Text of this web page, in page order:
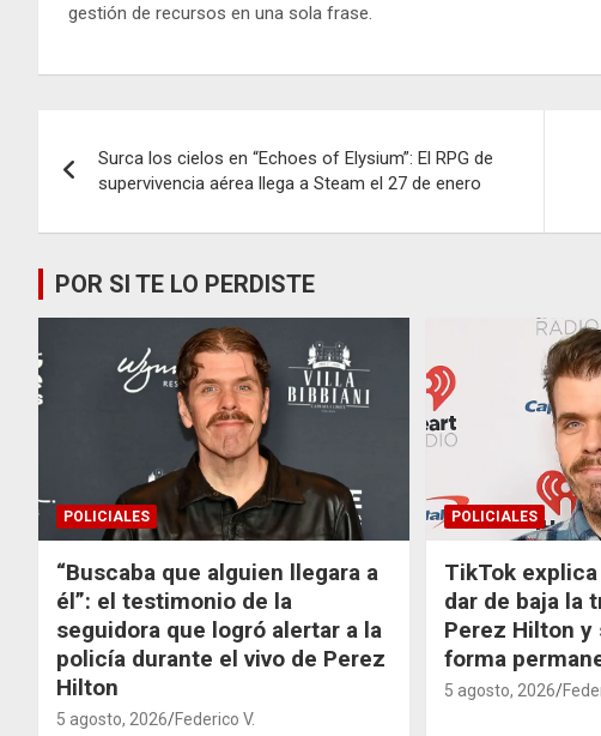
gestión de recursos en una sola frase.
de
entradas
Surca los cielos en “Echoes of Elysium”: El RPG de
supervivencia aérea llega a Steam el 27 de enero
POR SI TE LO PERDISTE
POLICIALES
“Buscaba que alguien llegara a
él”: el testimonio de la
seguidora que logró alertar a la
policía durante el vivo de Perez
Hilton
5 agosto, 2026 Federico V.
POLICIALES
TikTok
dar de baja la
Perez Hilton y
forma
5 agosto, 2026